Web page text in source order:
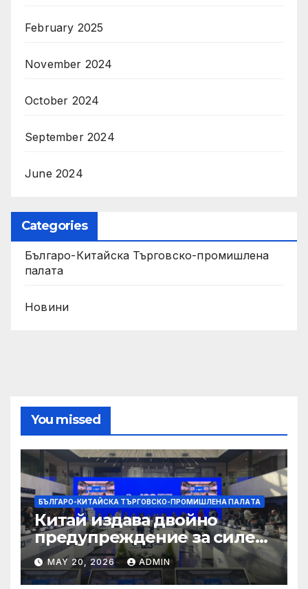
February 2025
November 2024
October 2024
September 2024
June 2024
Categories
Българо-Китайска Търговско-промишлена
палaта
Новини
You missed
БЪЛГАРО-КИТАЙСКА ТЪРГОВСКО-ПРОМИШЛЕНА ПАЛAТА
Китай издава двойно
предупреждение за силен
дъжд и пясъчни бури
MAY 20, 2026 ADMIN